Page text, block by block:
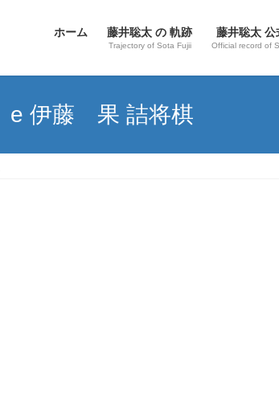
ホーム 藤井聡太 の 軌跡
Trajectory of Sota Fujii
藤井聡太 公
Official record of
e 伊藤 果 詰将棋